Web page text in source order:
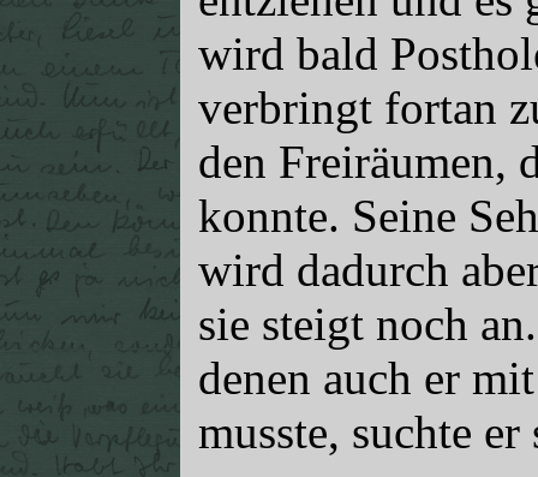
wird bald
verbringt fortan
den Freiräumen,
konnte. Seine
wird dadurch
sie steigt noch
denen auch er
musste, suchte